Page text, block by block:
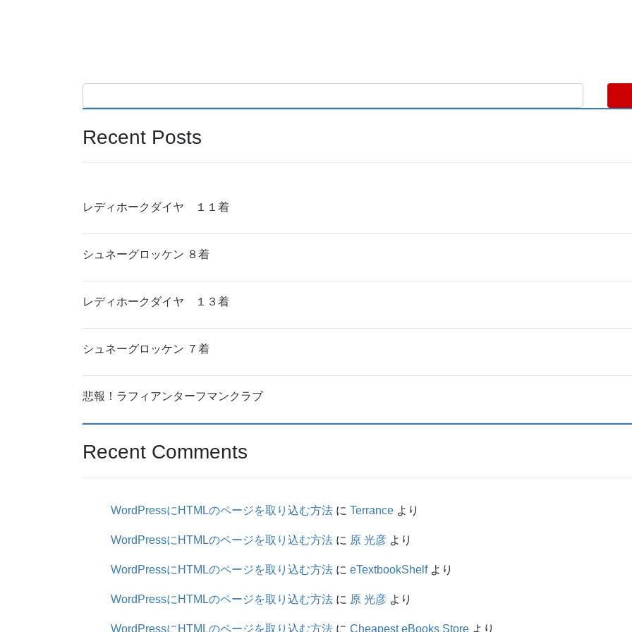
Recent Posts
レディホークダイヤ １１着
シュネーグロッケン ８着
レディホークダイヤ １３着
シュネーグロッケン ７着
悲報！ラフィアンターフマンクラブ
Recent Comments
WordPressにHTMLのページを取り込む方法 に Terrance より
WordPressにHTMLのページを取り込む方法 に 原 光彦 より
WordPressにHTMLのページを取り込む方法 に eTextbookShelfより
WordPressにHTMLのページを取り込む方法 に 原 光彦 より
WordPressにHTMLのページを取り込む方法 に Cheapest eBooks Store より